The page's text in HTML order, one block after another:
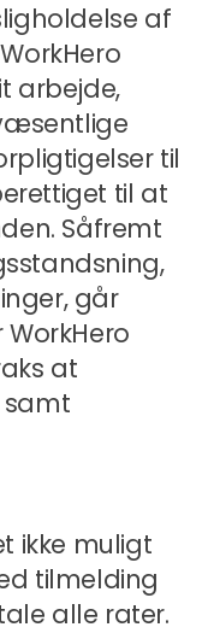
af
arbejde,
til
til at
Såfremt
går
at
samt
ikke muligt
tilmelding
alle rater.